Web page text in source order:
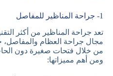
1- جراحة المناظير للمفاصل
تعد جراحة المناظير من أكثر
مجال جراحة العظام والمفاصل،
من خلال فتحات صغيرة دون
ومن أهم مميزاتها: